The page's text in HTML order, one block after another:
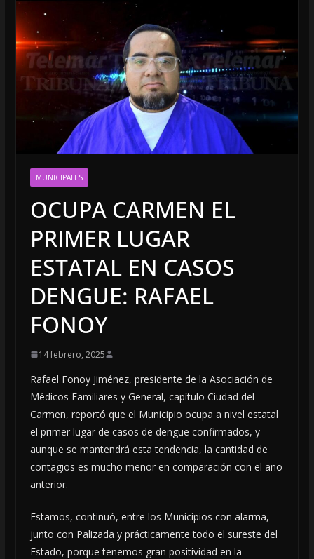
MUNICIPALES
OCUPA CARMEN EL
PRIMER LUGAR
ESTATAL EN CASOS
DENGUE: RAFAEL
FONOY
14 febrero, 2025
Rafael Fonoy Jiménez, presidente de la Asociación de
Médicos Familiares y General, capítulo Ciudad del
Carmen, reportó que el Municipio ocupa a nivel estatal
el primer lugar de casos de dengue confirmados, y
aunque se mantendrá esta tendencia, la cantidad de
contagios es mucho menor en comparación con el año
anterior.
Estamos, continuó, entre los Municipios con alarma,
junto con Palizada y prácticamente todo el sureste del
Estado, porque tenemos gran positividad en la